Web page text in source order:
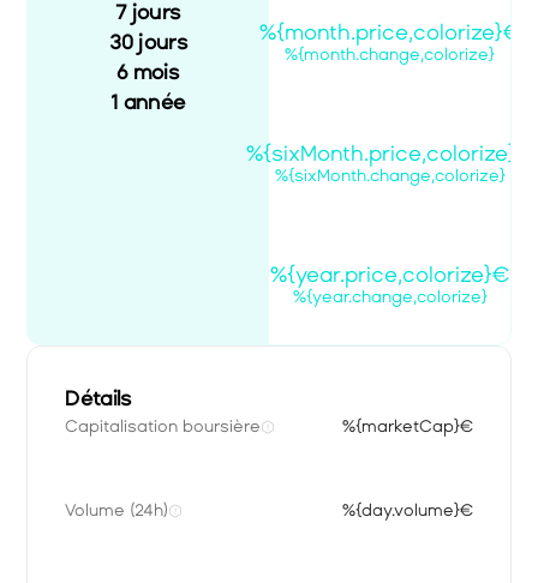
7 jours
30 jours
6 mois
1 année
%{month.price,colorize}€
%{month.change,colorize}
%{sixMonth.price,colorize}€
%{sixMonth.change,colorize}
%{year.price,colorize}€
%{year.change,colorize}
Détails
Capitalisation boursière %{marketCap}€
Volume (24h) %{day.volume}€